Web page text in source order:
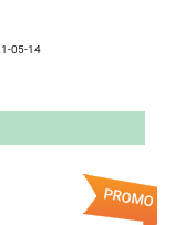
05-14
PROMO